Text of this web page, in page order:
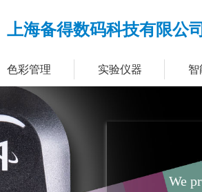
色彩管理 实验仪器 智
上海备得数码科技有限公
We